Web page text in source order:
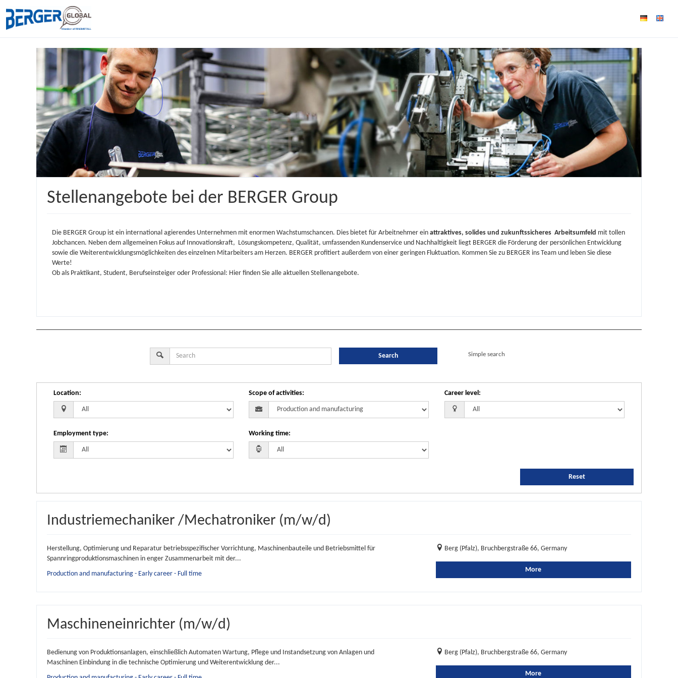
Stellenangebote bei der BERGER Group
Die BERGER Group ist ein international agierendes Unternehmen mit enormen Wachstumschancen. Dies bietet für Arbeitnehmer ein attraktives, solides und zukunftssicheres Arbeitsumfeld mit tollen
Jobchancen. Neben dem allgemeinen Fokus auf Innovationskraft, Lösungskompetenz, Qualität, umfassenden Kundenservice und Nachhaltigkeit liegt BERGER die Förderung der persönlichen Entwicklung
sowie die Weiterentwicklungsmöglichkeiten des einzelnen Mitarbeiters am Herzen. BERGER profitiert außerdem von einer geringen Fluktuation. Kommen Sie zu BERGER ins Team und leben Sie diese
Werte!
Ob als Praktikant, Student, Berufseinsteiger oder Professional: Hier finden Sie alle aktuellen Stellenangebote.
Search Simple search
Location: Scope of activities: Career level:
Employment type: Working time:
Reset
Industriemechaniker /Mechatroniker (m/w/d)
Herstellung, Optimierung und Reparatur betriebsspezifischer Vorrichtung, Maschinenbauteile und Betriebsmittel für
Spannringproduktionsmaschinen in enger Zusammenarbeit mit der...
Production and manufacturing - Early career - Full time
Berg (Pfalz), Bruchbergstraße 66, Germany
More
Maschineneinrichter (m/w/d)
Bedienung von Produktionsanlagen, einschließlich Automaten Wartung, Pflege und Instandsetzung von Anlagen und
Maschinen Einbindung in die technische Optimierung und Weiterentwicklung der...
Berg (Pfalz), Bruchbergstraße 66, Germany
More